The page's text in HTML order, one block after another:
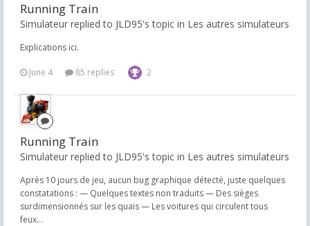
Running Train
Simulateur replied to JLD95's topic in Les autres simulateurs
Explications ici.
June 4 85 replies 2
Running Train
Simulateur replied to JLD95's topic in Les autres simulateurs
Après 10 jours de jeu, aucun bug graphique détecté, juste quelques
constatations : — Quelques textes non traduits — Des sièges
surdimensionnés sur les quais — Les voitures qui circulent tous
feux...